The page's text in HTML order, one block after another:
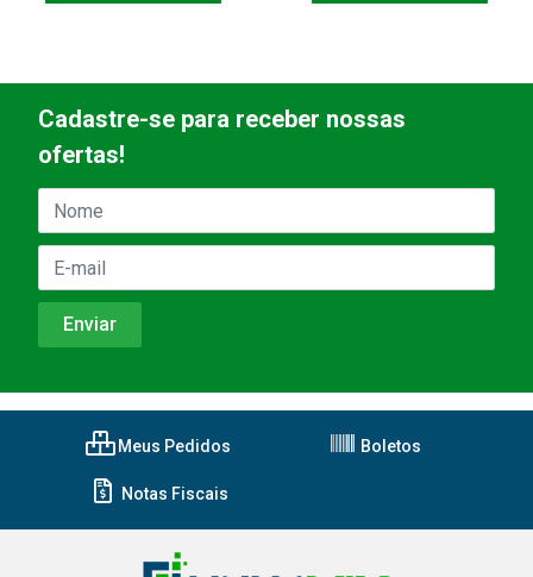
Cadastre-se para receber nossas
ofertas!
Meus Pedidos Boletos
Notas Fiscais